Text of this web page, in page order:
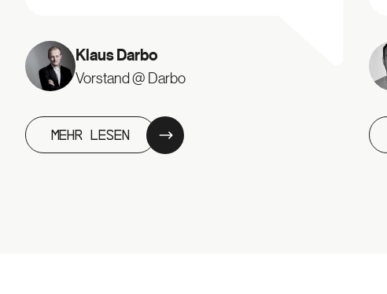
Klaus Darbo
Vorstand @ Darbo
Mehr lesen